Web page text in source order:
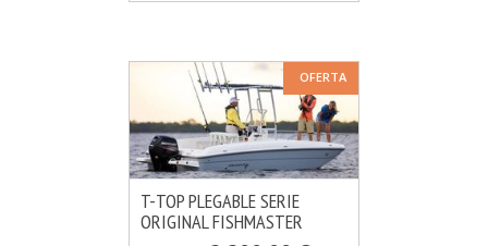
OFERTA
VER OPCIONES MÁS INFO
T-TOP PLEGABLE SERIE
ORIGINAL FISHMASTER